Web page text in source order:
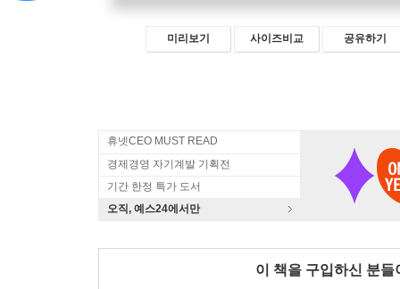
미리보기 사이즈비교 공유하기
휴넷CEO MUST READ
경제경영 자기계발 기획전
기간 한정 특가 도서
오직, 예스24에서만
이 책을 구입하신 분